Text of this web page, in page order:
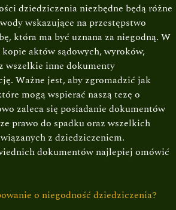
dziedziczenia niezbędne będą różne
wskazujące na przestępstwo
która ma być uznana za niegodną. W
aktów sądowych, wyroków,
wszelkie inne dokumenty
Ważne jest, aby zgromadzić jak
mogą wspierać naszą tezę o
zaleca się posiadanie dokumentów
prawo do spadku oraz wszelkich
z dziedziczeniem.
dokumentów najlepiej omówić
o niegodność dziedziczenia?